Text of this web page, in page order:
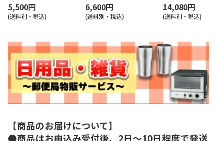
5,500円
(送料別・税込)
6,600円
(送料別・税込)
14,080円
(送料別・税込)
【商品のお届けについて】
●商品はお申込み受付後、2日～10日程度で発送